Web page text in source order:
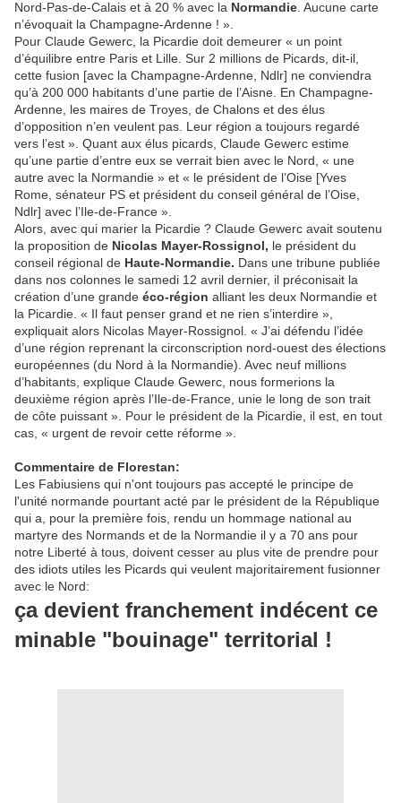
Nord-Pas-de-Calais et à 20 % avec la Normandie . Aucune carte
n’évoquait la Champagne-Ardenne ! ».
Pour Claude Gewerc, la Picardie doit demeurer « un point
d’équilibre entre Paris et Lille. Sur 2 millions de Picards, dit-il,
cette fusion [avec la Champagne-Ardenne, Ndlr] ne conviendra
qu’à 200 000 habitants d’une partie de l’Aisne. En Champagne-
Ardenne, les maires de Troyes, de Chalons et des élus
d’opposition n’en veulent pas. Leur région a toujours regardé
vers l’est ». Quant aux élus picards, Claude Gewerc estime
qu’une partie d’entre eux se verrait bien avec le Nord, « une
autre avec la Normandie » et « le président de l’Oise [Yves
Rome, sénateur PS et président du conseil général de l’Oise,
Ndlr] avec l’Ile-de-France ».
Alors, avec qui marier la Picardie ? Claude Gewerc avait soutenu
la proposition de Nicolas Mayer-Rossignol, le président du
conseil régional de Haute-Normandie. Dans une tribune publiée
dans nos colonnes le samedi 12 avril dernier, il préconisait la
création d’une grande éco-région alliant les deux Normandie et
la Picardie. « Il faut penser grand et ne rien s’interdire »,
expliquait alors Nicolas Mayer-Rossignol. « J’ai défendu l’idée
d’une région reprenant la circonscription nord-ouest des élections
européennes (du Nord à la Normandie). Avec neuf millions
d’habitants, explique Claude Gewerc, nous formerions la
deuxième région après l’Ile-de-France, unie le long de son trait
de côte puissant ». Pour le président de la Picardie, il est, en tout
cas, « urgent de revoir cette réforme ».
Commentaire de Florestan:
Les Fabiusiens qui n'ont toujours pas accepté le principe de
l'unité normande pourtant acté par le président de la République
qui a, pour la première fois, rendu un hommage national au
martyre des Normands et de la Normandie il y a 70 ans pour
notre Liberté à tous, doivent cesser au plus vite de prendre pour
des idiots utiles les Picards qui veulent majoritairement fusionner
avec le Nord:
ça devient franchement indécent ce
minable "bouinage" territorial !